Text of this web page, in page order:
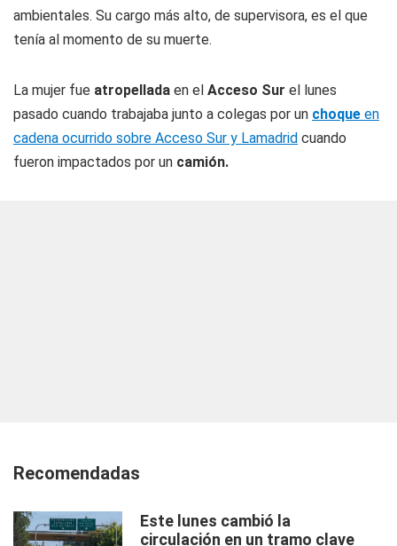
ambientales. Su cargo más alto, de supervisora, es el que
tenía al momento de su muerte.
La mujer fue atropellada en el Acceso Sur el lunes
pasado cuando trabajaba junto a colegas por un choque en
cadena ocurrido sobre Acceso Sur y Lamadrid cuando
fueron impactados por un camión.
Recomendadas
Este lunes cambió la
circulación en un tramo clave